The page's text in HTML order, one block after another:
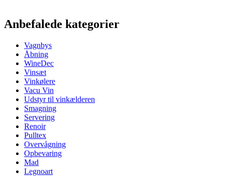
Vægt (kg)3
Anbefalede kategorier
Vagnbys
Åbning
WineDec
Vinsæt
Vinkølere
Vacu Vin
Udstyr til vinkælderen
Smagning
Servering
Renoir
Pulltex
Overvågning
Opbevaring
Mad
Legnoart